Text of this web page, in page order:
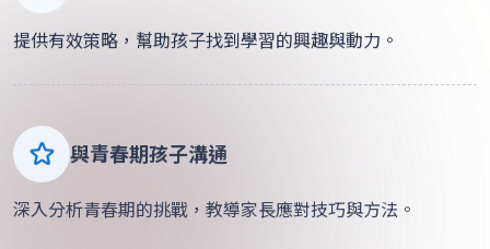
提供有效策略，幫助孩子找到學習的興趣與動力。
與青春期孩子溝通
深入分析青春期的挑戰，教導家長應對技巧與方法。